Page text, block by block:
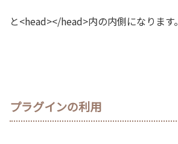
と<head></head>内の内側になります。
プラグインの利用